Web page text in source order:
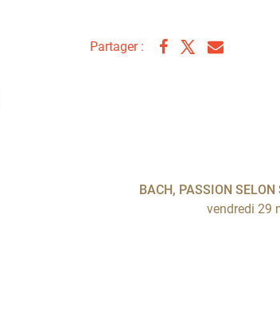
Partager :
BACH, PASSION
vendredi 29